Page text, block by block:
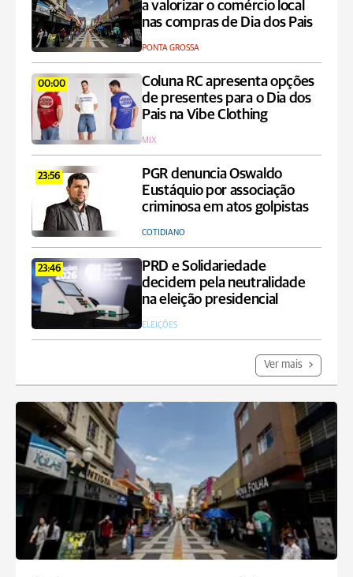
a valorizar o comércio local
nas compras de Dia dos Pais
PONTA GROSSA
00:00
Coluna RC apresenta opções
de presentes para o Dia dos
Pais na Vibe Clothing
MIX
23:56
PGR denuncia Oswaldo
Eustáquio por associação
criminosa em atos golpistas
COTIDIANO
23:46
PRD e Solidariedade
decidem pela neutralidade
na eleição presidencial
ELEIÇÕES
Ver mais